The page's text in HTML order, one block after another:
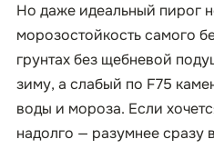
Но даже идеальный пирог
морозостойкость самого
грунтах без щебневой
зиму, а слабый по F75
воды и мороза. Если
надолго — разумнее сразу